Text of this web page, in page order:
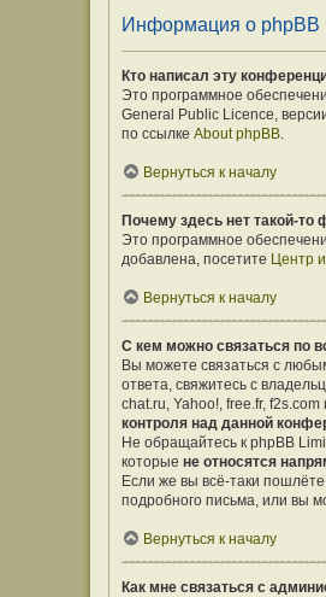
Информация о phpBB
Кто написал эту
Это программное
General Public Licence,
по ссылке About phpBB.
Вернуться к началу
Почему здесь нет такой-то
Это программное
добавлена, посетите Центр
Вернуться к началу
С кем можно связаться по
Вы можете связаться с
ответа, свяжитесь с
chat.ru, Yahoo!, free.fr,
контроля над данной
Не обращайтесь к phpBB
которые не относятся
Если же вы всё-таки
подробного письма, или вы
Вернуться к началу
Как мне связаться с